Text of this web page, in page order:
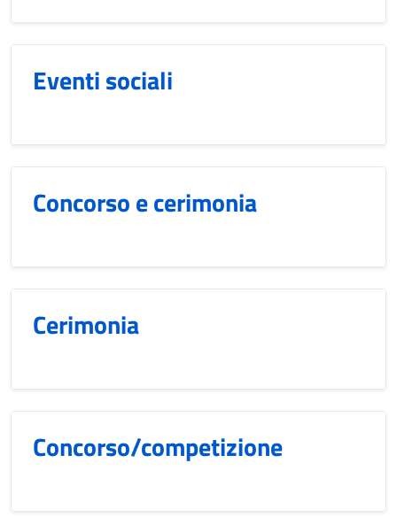
Eventi sociali
Concorso e cerimonia
Cerimonia
Concorso/competizione